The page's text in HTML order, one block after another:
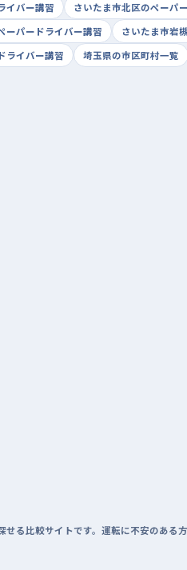
イバー講習 さいたま市北区のペーパ
ーパードライバー講習
さいたま市岩
ライバー講習 埼玉県の市区町村一覧
る比較サイトです。運転に不安のある